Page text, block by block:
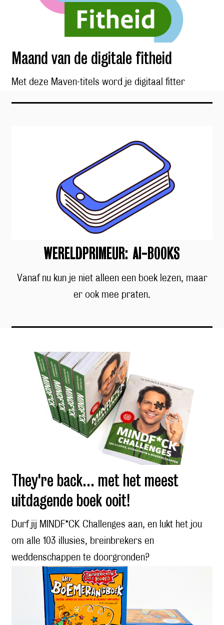
Maand van de digitale fitheid
Met deze Maven-titels word je digitaal fitter
WERELDPRIMEUR: AI-BOOKS
Vanaf nu kun je niet alleen een boek lezen, maar
er ook mee praten.
They're back... met het meest
uitdagende boek ooit!
Durf jij MINDF*CK Challenges aan, en lukt het jou
om alle 103 illusies, breinbrekers en
weddenschappen te doorgronden?